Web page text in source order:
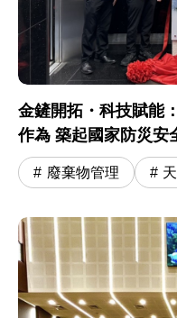
金鏟開拓・科技賦能
作為 築起國家防災安
廢棄物管理